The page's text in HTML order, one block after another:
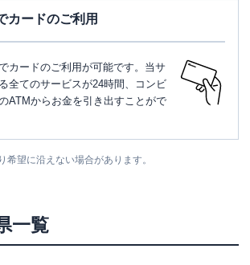
カードのご利用
カードのご利用が可能です。当サ
全てのサービスが24時間、コンビ
ATMからお金を引き出すことがで
希望に沿えない場合があります。
一覧